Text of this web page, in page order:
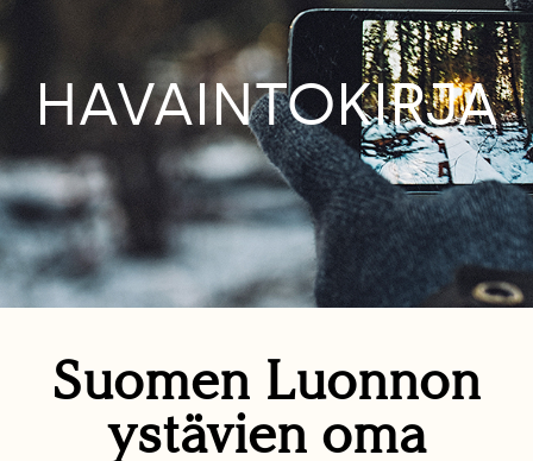
HAVAINTOKIRJA
Suomen Luonnon
ystävien oma